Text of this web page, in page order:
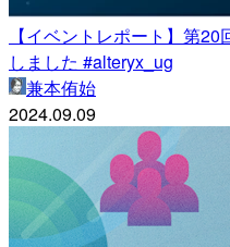
【イベントレポート】第
しました #alteryx_ug
兼本侑始
2024.09.09